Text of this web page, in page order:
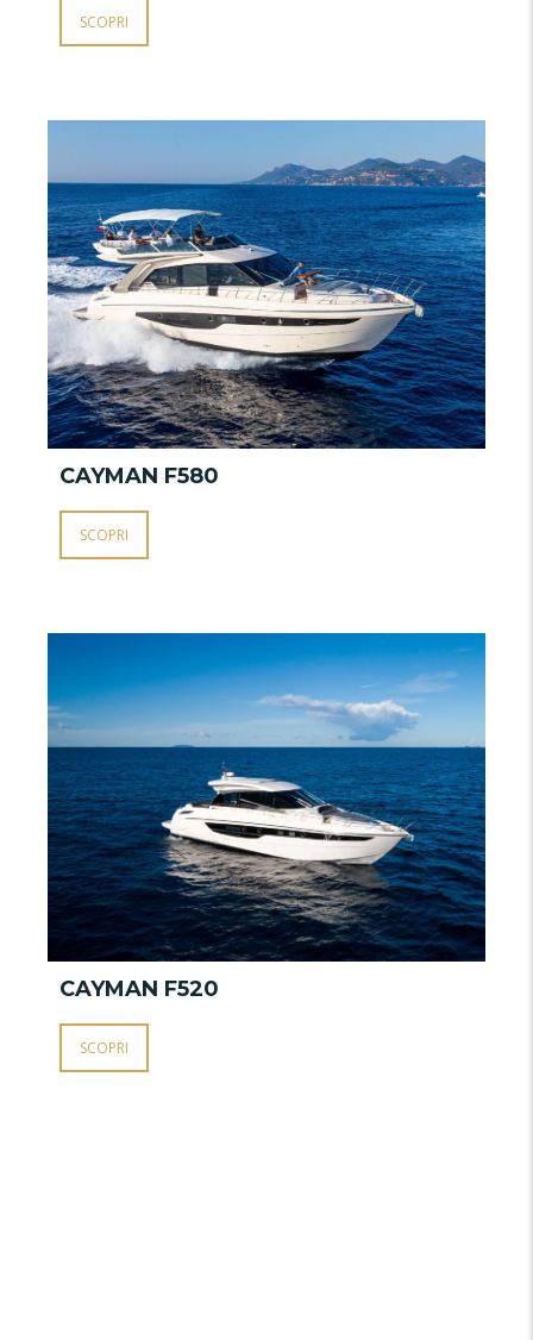
SCOPRI
CAYMAN F580
SCOPRI
CAYMAN F520
SCOPRI